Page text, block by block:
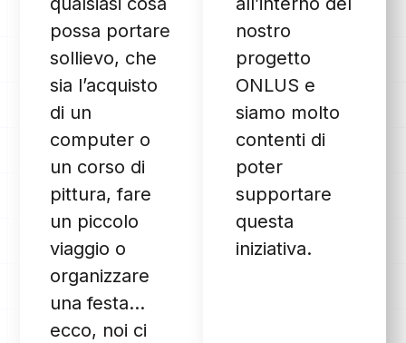
possa portare
sollievo, che
sia l’acquisto
di un
computer o
un corso di
pittura, fare
un piccolo
viaggio o
organizzare
una festa…
ecco, noi ci
nostro
progetto
ONLUS e
siamo molto
contenti di
poter
supportare
questa
iniziativa.